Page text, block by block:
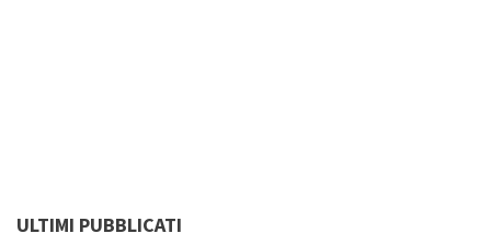
ULTIMI PUBBLICATI